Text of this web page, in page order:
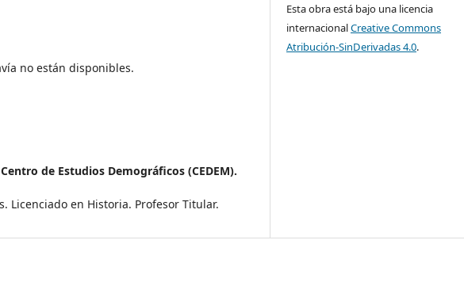
no están disponibles.
Centro de Estudios Demográficos (CEDEM).
Licenciado en Historia. Profesor Titular.
Esta obra está bajo una licencia
internacionalCreative Commons
Atribución-SinDerivadas 4.0.